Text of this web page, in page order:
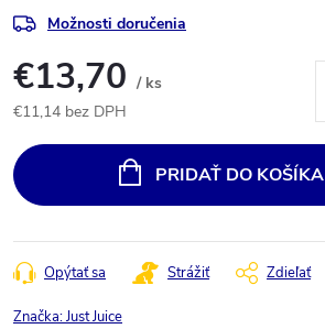
Možnosti doručenia
€13,70 / ks
€11,14 bez DPH
cena:
PRIDAŤ DO KOŠÍKA
Opýtať sa Strážiť Zdieľať
Značka:Just Juice